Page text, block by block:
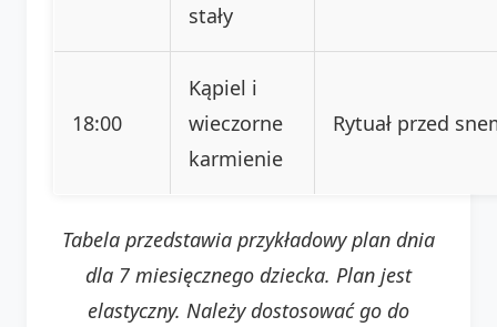
stały
18:00
Kąpiel i
wieczorne
karmienie
Rytuał przed
Tabela przedstawia przykładowy plan dnia
dla 7 miesięcznego dziecka. Plan jest
elastyczny. Należy dostosować go do